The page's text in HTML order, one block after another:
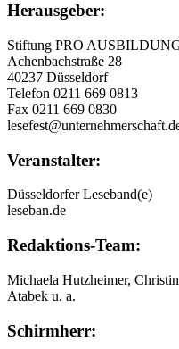
Herausgeber:
Stiftung PRO
Achenbachstraße 28
40237 Düsseldorf
Telefon 0211 669 0813
Fax 0211 669 0830
Veranstalter:
Düsseldorfer Leseband(e)
leseban.de
Redaktions-Team:
Michaela Hutzheimer,
Atabek u. a.
Schirmherr: